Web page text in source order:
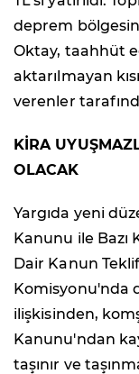
deprem
Oktay, taahhüt
aktarılmayan
verenler
KİRA
OLACAK
Yargıda yeni
Kanunu ile Bazı
Dair Kanun
Komisyonu'nda
ilişkisinden,
Kanunu'ndan
taşınır ve